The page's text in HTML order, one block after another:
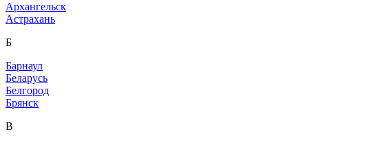
Архангельск
Астрахань
Б
Барнаул
Беларусь
Белгород
Брянск
В